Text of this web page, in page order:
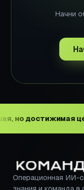
Начни
достижимая цель.
Операционная ИИ-